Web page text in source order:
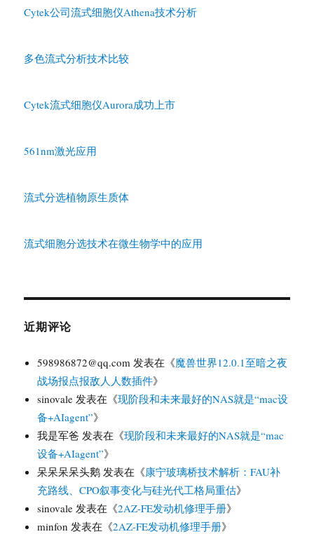
Cytek公司流式细胞仪Athena技术分析
多色流式分析技术比较
Cytek流式细胞仪Aurora成功上市
561nm激光应用
流式分选植物原生质体
流式细胞分选技术在微生物学中的应用
近期评论
598986872@qq.com 发表在《魔兽世界12.0.1至暗之夜
战场报点报敌人人数插件》
sinovale 发表在《现阶段和未来最好的NAS就是“mac设
备+AIagent”》
我是军爸 发表在《现阶段和未来最好的NAS就是“mac
设备+AIagent”》
呆呆呆呆头鹅 发表在《康宁玻璃桥技术解析：FAU补
充路线、CPO叙事变化与硅光代工格局重估》
sinovale 发表在《2AZ-FE发动机修理手册》
minfon 发表在《2AZ-FE发动机修理手册》